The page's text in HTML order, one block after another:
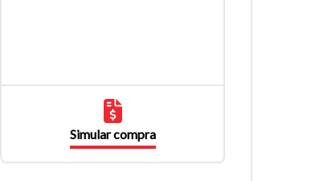
Simular compra